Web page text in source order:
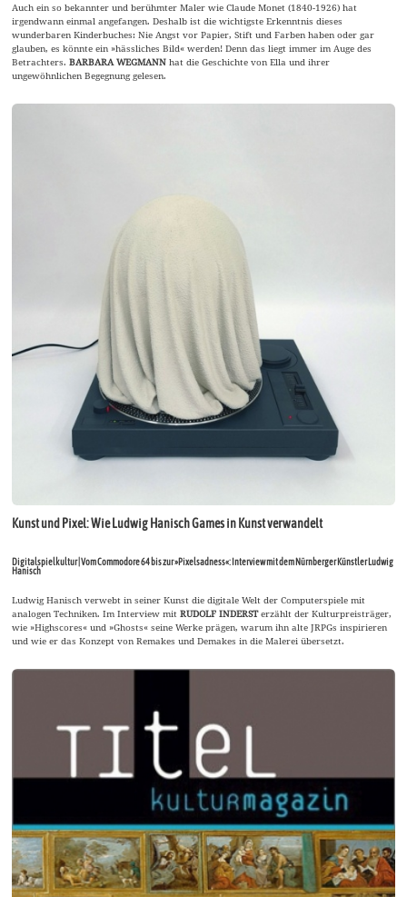
Auch ein so bekannter und berühmter Maler wie Claude Monet (1840-1926) hat
irgendwann einmal angefangen. Deshalb ist die wichtigste Erkenntnis dieses
wunderbaren Kinderbuches: Nie Angst vor Papier, Stift und Farben haben oder gar
glauben, es könnte ein »hässliches Bild« werden! Denn das liegt immer im Auge des
Betrachters.BARBARA WEGMANNhat die Geschichte von Ella und ihrer
ungewöhnlichen Begegnung gelesen.
Kunst und Pixel: Wie Ludwig Hanisch Games in Kunst verwandelt
Digitalspielkultur | Vom Commodore 64 bis zur »Pixelsadness«: Interview mit dem Nürnberger Künstler Ludwig
Hanisch
Ludwig Hanisch verwebt in seiner Kunst die digitale Welt der Computerspiele mit
analogen Techniken. Im Interview mitRUDOLF INDERSTerzählt der Kulturpreisträger,
wie »Highscores« und »Ghosts« seine Werke prägen, warum ihn alte JRPGs inspirieren
und wie er das Konzept von Remakes und Demakes in die Malerei übersetzt.